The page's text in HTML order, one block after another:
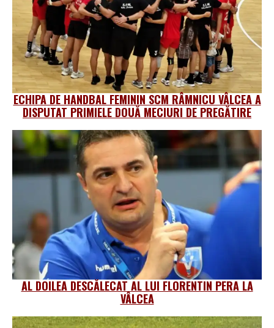
ECHIPA DE HANDBAL FEMININ SCM RÂMNICU VÂLCEA A
DISPUTAT PRIMIELE DOUĂ MECIURI DE PREGĂTIRE
AL DOILEA DESCĂLECAT AL LUI FLORENTIN PERA LA
VÂLCEA